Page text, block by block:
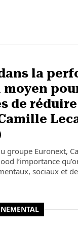
la
moyen
de
groupe Euronext,
l’importance
sociaux et